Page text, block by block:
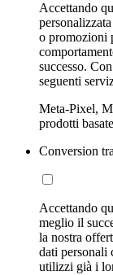
Accettando
o promozioni
successo.
seguenti
Meta-Pixel,
prodotti
Conversion
Accettando
meglio il
la nostra
dati personali
utilizzi già i